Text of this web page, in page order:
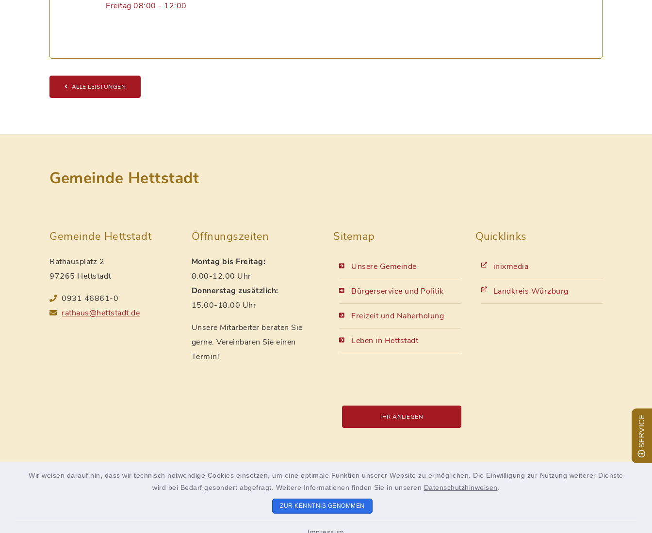
Wir weisen darauf hin, dass wir technisch notwendige Cookies einsetzen, um eine optimale Funktion unserer Website zu ermöglichen. Die Einwilligung zur Nutzung weiterer Dienste
wird bei Bedarf gesondert abgefragt. Weitere Informationen finden Sie in unseren Datenschutzhinweisen
ZUR KENNTNIS GENOMMEN
SERVICE
Freitag 08:00 - 12:00
ALLE LEISTUNGEN
Gemeinde Hettstadt
Gemeinde Hettstadt
Rathausplatz 2
97265 Hettstadt
0931 46861-0
rathaus@hettstadt.de
Öffnungszeiten
Montag bis Freitag:
8.00-12.00 Uhr
Donnerstag zusätzlich:
15.00-18.00 Uhr
Unsere Mitarbeiter beraten Sie
gerne. Vereinbaren Sie einen
Termin!
Sitemap
Unsere Gemeinde
Bürgerservice und Politik
Freizeit und Naherholung
Leben in Hettstadt
Quicklinks
inixmedia
Landkreis Würzburg
IHR ANLIEGEN